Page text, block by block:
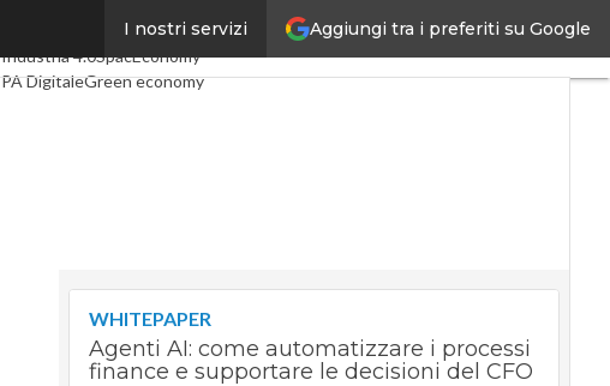
Aggiungi tra i preferiti su Google
I nostri servizi
Digital EconomyTelco
Industria 4.0SpacEconomy
PA DigitaleGreen economy
WHITEPAPER
Agenti AI: come automatizzare i processi
finance e supportare le decisioni del CFO